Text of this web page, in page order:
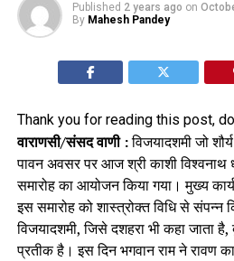
Published 2 years ago on
By Mahesh Pandey
Thank you for reading this post,
वाराणसी/संसद वाणी :विजयादशमी जो
पावन अवसर पर आज श्री काशी विश्वनाथ
समारोह का आयोजन किया गया। मुख्य
इस समारोह को शास्त्रोक्त विधि से संपन्न
विजयादशमी, जिसे दशहरा भी कहा जाता
प्रतीक है। इस दिन भगवान राम ने रावण